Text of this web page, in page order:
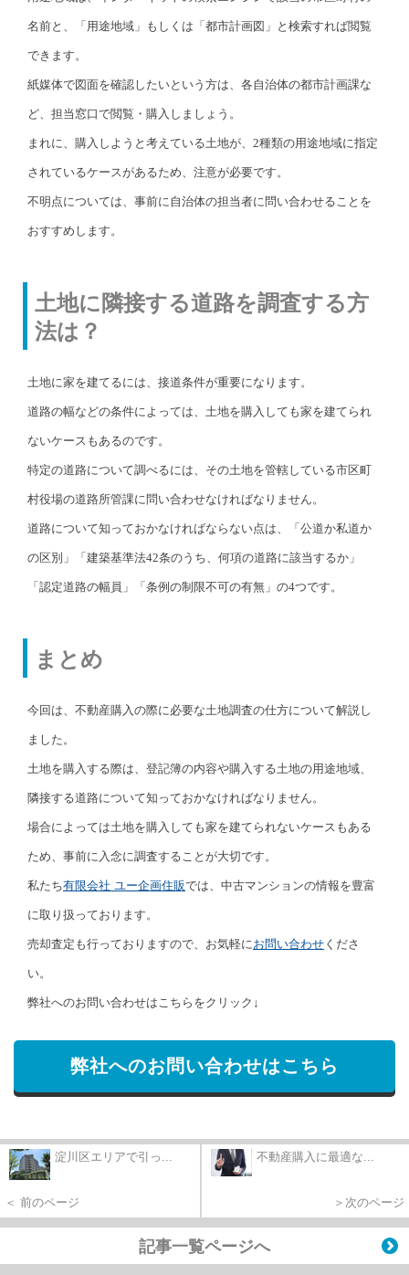
名前と、「用途地域」もしくは「都市計画図」と検索すれば閲覧
できます。
紙媒体で図面を確認したいという方は、各自治体の都市計画課な
ど、担当窓口で閲覧・購入しましょう。
まれに、購入しようと考えている土地が、2種類の用途地域に指定
されているケースがあるため、注意が必要です。
不明点については、事前に自治体の担当者に問い合わせることを
おすすめします。
土地に隣接する道路を調査する方
法は？
土地に家を建てるには、接道条件が重要になります。
道路の幅などの条件によっては、土地を購入しても家を建てられ
ないケースもあるのです。
特定の道路について調べるには、その土地を管轄している市区町
村役場の道路所管課に問い合わせなければなりません。
道路について知っておかなければならない点は、「公道か私道か
の区別」「建築基準法42条のうち、何項の道路に該当するか」
「認定道路の幅員」「条例の制限不可の有無」の4つです。
まとめ
今回は、不動産購入の際に必要な土地調査の仕方について解説し
ました。
土地を購入する際は、登記簿の内容や購入する土地の用途地域、
隣接する道路について知っておかなければなりません。
場合によっては土地を購入しても家を建てられないケースもある
ため、事前に入念に調査することが大切です。
私たち有限会社 ユー企画住販では、中古マンションの情報を豊富
に取り扱っております。
売却査定も行っておりますので、お気軽に お問い合わせ くださ
い。
弊社へのお問い合わせはこちらをクリック↓
弊社へのお問い合わせはこちら
淀川区エリアで引っ...
＜ 前のページ
不動産購入に最適な...
＞次のページ
記事一覧ページへ